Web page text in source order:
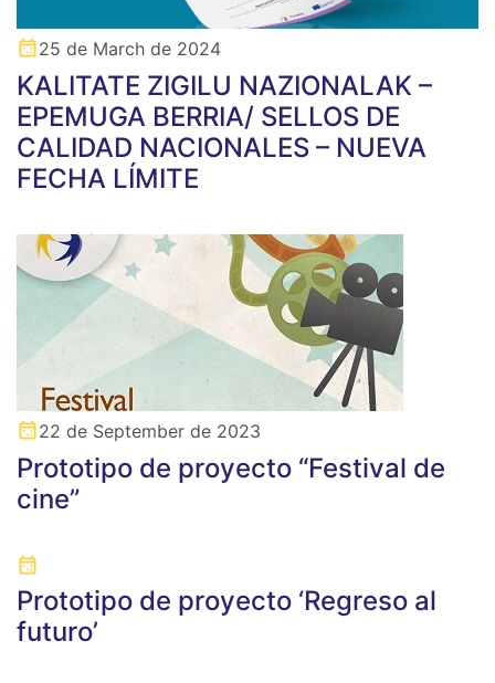
25 de March de 2024
KALITATE ZIGILU NAZIONALAK –
EPEMUGA BERRIA/ SELLOS DE
CALIDAD NACIONALES – NUEVA
FECHA LÍMITE
22 de September de 2023
Prototipo de proyecto “Festival de
cine”
Prototipo de proyecto ‘Regreso al
futuro’